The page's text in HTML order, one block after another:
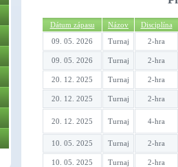
Dátum zápasu Názov
Disciplína
09. 05. 2026
Turnaj 2-hra
09. 05. 2026 Turnaj 2-hra
20. 12. 2025 Turnaj 2-hra
20. 12. 2025 Turnaj 2-hra
20. 12. 2025 Turnaj 4-hra
10. 05. 2025 Turnaj 2-hra
10. 05. 2025 Turnaj 2-hra